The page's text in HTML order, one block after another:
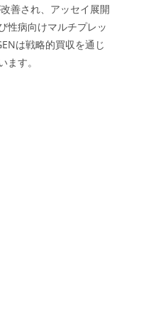
善され、アッセイ展開
性病向けマルチプレッ
は戦略的買収を通じ
す。